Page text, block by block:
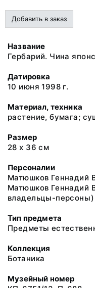
Добавить в заказ
Название
Гербарий. Чина
Датировка
10 июня 1998 г.
Материал, техника
растение, бумага;
Размер
28 х 36 см
Персоналии
Матюшков Геннадий
Матюшков Геннадий
владельцы-персоны)
Тип предмета
Предметы
Коллекция
Ботаника
Музейный номер